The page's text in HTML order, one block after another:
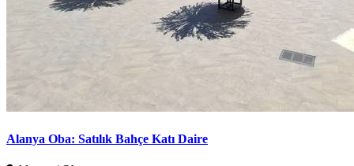
Alanya Oba: Satılık Bahçe Katı Daire